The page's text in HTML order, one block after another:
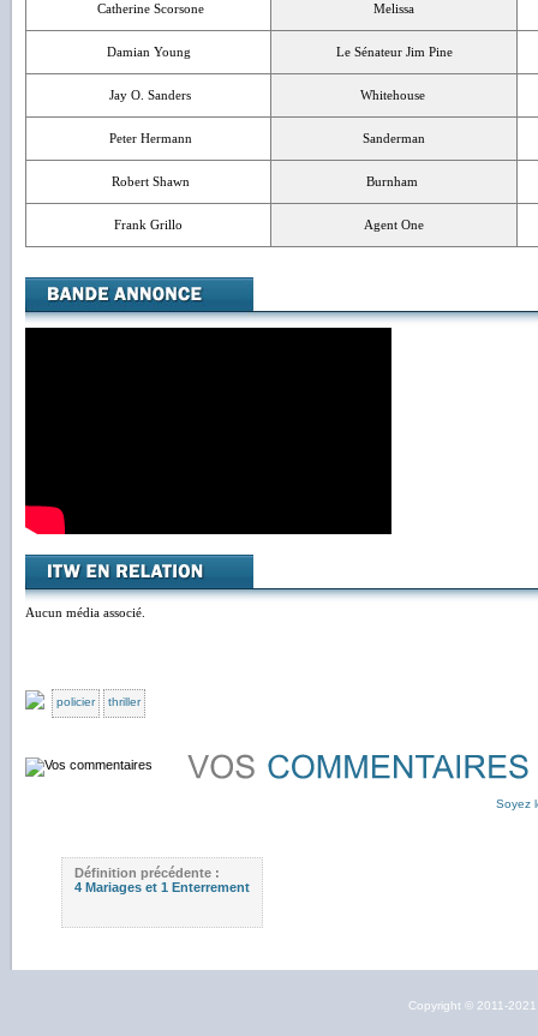
Catherine Scorsone Melissa
Damian Young Le Sénateur Jim Pine
Jay O. Sanders Whitehouse
Peter Hermann Sanderman
Robert Shawn Burnham
Frank Grillo Agent One
Aucun média associé.
policier thriller
Soyez
Définition précédente :
4 Mariages et 1 Enterrement
Copyright © 2011-